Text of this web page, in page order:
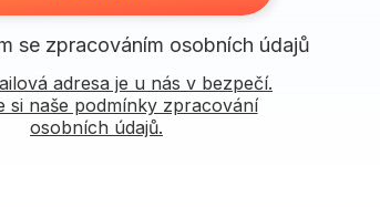
se zpracováním osobních údajů
adresa je u nás v bezpečí.
si naše podmínky zpracování
osobních údajů.